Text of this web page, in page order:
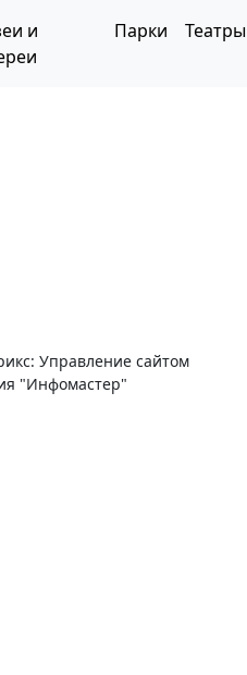
и
Парки Театры
Управление сайтом
"Инфомастер"